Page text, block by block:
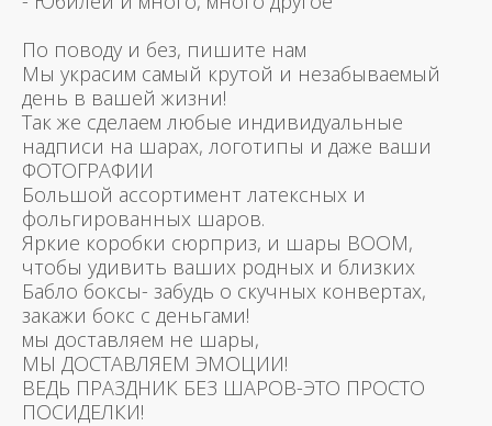
По поводу и без, пишите нам
Мы украсим самый крутой и незабываемый
день в вашей жизни!
Так же сделаем любые индивидуальные
надписи на шарах, логотипы и даже ваши
ФОТОГРАФИИ
Большой ассортимент латексных и
фольгированных шаров.
Яркие коробки сюрприз, и шары BOOM,
чтобы удивить ваших родных и близких
Бабло боксы- забудь о скучных конвертах,
закажи бокс с деньгами!
мы доставляем не шары,
МЫ ДОСТАВЛЯЕМ ЭМОЦИИ!
ВЕДЬ ПРАЗДНИК БЕЗ ШАРОВ-ЭТО ПРОСТО
ПОСИДЕЛКИ!